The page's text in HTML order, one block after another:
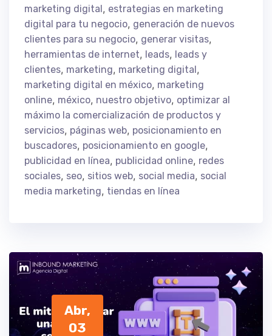
marketing digital, estrategias en marketing
digital para tu negocio, generación de nuevos
clientes para su negocio, generar visitas,
herramientas de internet, leads, leads y
clientes, marketing, marketing digital,
marketing digital en méxico, marketing
online, méxico, nuestro objetivo, optimizar al
máximo la comercialización de productos y
servicios, páginas web, posicionamiento en
buscadores, posicionamiento en google,
publicidad en línea, publicidad online, redes
sociales, seo, sitios web, social media, social
media marketing, tiendas en línea
Abr,
03